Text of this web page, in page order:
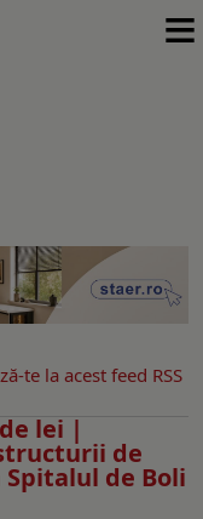
≡
te la acest feed RSS
lei |
de
de Boli